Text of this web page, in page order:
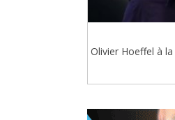
Olivier Hoeffel à